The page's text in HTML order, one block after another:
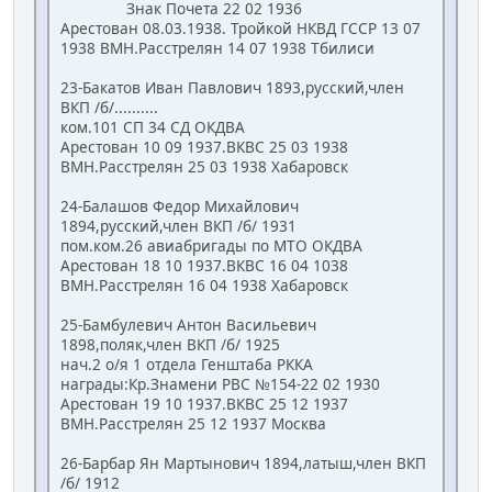
Знак Почета 22 02 1936
Арестован 08.03.1938. Тройкой НКВД ГССР 13 07
1938 ВМН.Расстрелян 14 07 1938 Тбилиси
23-Бакатов Иван Павлович 1893,русский,член
ВКП /б/..........
ком.101 СП 34 СД ОКДВА
Арестован 10 09 1937.ВКВС 25 03 1938
ВМН.Расстрелян 25 03 1938 Хабаровск
24-Балашов Федор Михайлович
1894,русский,член ВКП /б/ 1931
пом.ком.26 авиабригады по МТО ОКДВА
Арестован 18 10 1937.ВКВС 16 04 1038
ВМН.Расстрелян 16 04 1938 Хабаровск
25-Бамбулевич Антон Васильевич
1898,поляк,член ВКП /б/ 1925
нач.2 о/я 1 отдела Генштаба РККА
награды:Кр.Знамени РВС №154-22 02 1930
Арестован 19 10 1937.ВКВС 25 12 1937
ВМН.Расстрелян 25 12 1937 Москва
26-Барбар Ян Мартынович 1894,латыш,член ВКП
/б/ 1912